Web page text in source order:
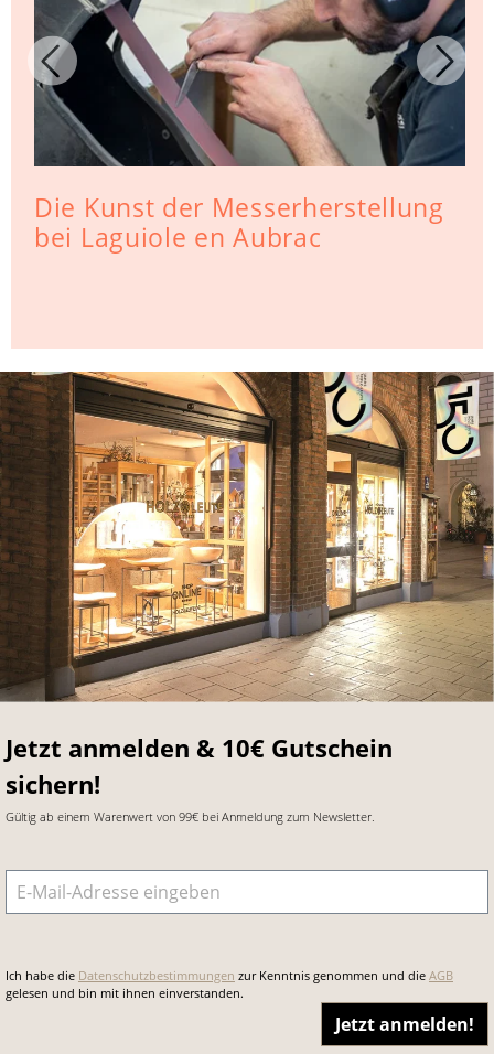
Die Kunst der Messerherstellung
bei Laguiole en Aubrac
Jetzt anmelden & 10€ Gutschein
sichern!
Gültig ab einem Warenwert von 99€ bei Anmeldung zum Newsletter.
E-Mail-Adresse
Ich habe die Datenschutzbestimmungen zur Kenntnis genommen und die AGB
gelesen und bin mit ihnen einverstanden.
Jetzt anmelden!